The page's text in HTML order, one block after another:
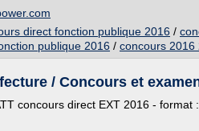
direct fonction publique 2016 /
publique 2016 / concours 2016
/ Concours et
concours direct EXT 2016 - format